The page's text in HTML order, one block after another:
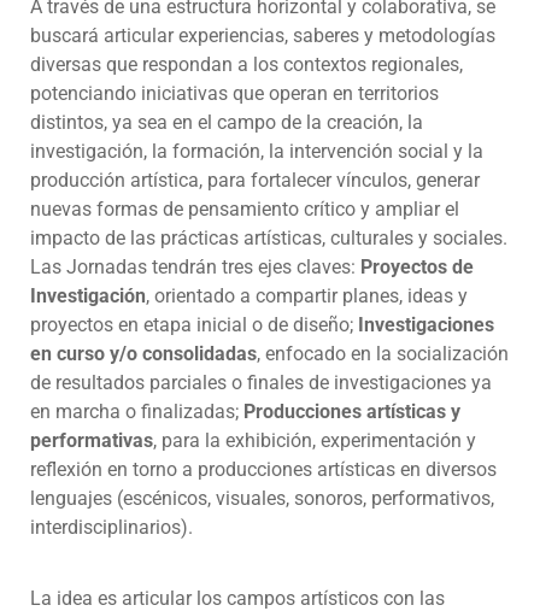
A través de una estructura horizontal y colaborativa, se
buscará articular experiencias, saberes y metodologías
diversas que respondan a los contextos regionales,
potenciando iniciativas que operan en territorios
distintos, ya sea en el campo de la creación, la
investigación, la formación, la intervención social y la
producción artística, para fortalecer vínculos, generar
nuevas formas de pensamiento crítico y ampliar el
impacto de las prácticas artísticas, culturales y sociales.
Las Jornadas tendrán tres ejes claves: Proyectos de
Investigación, orientado a compartir planes, ideas y
proyectos en etapa inicial o de diseño; Investigaciones
en curso y/o consolidadas, enfocado en la socialización
de resultados parciales o finales de investigaciones ya
en marcha o finalizadas; Producciones artísticas y
performativas, para la exhibición, experimentación y
reflexión en torno a producciones artísticas en diversos
lenguajes (escénicos, visuales, sonoros, performativos,
interdisciplinarios).
La idea es articular los campos artísticos con las